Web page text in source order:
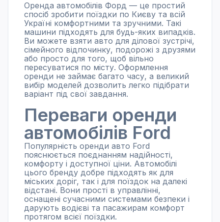
Оренда автомобілів Форд — це простий
спосіб зробити поїздки по Києву та всій
Україні комфортними та зручними. Такі
машини підходять для будь-яких випадків.
Ви можете взяти авто для ділової зустрічі,
сімейного відпочинку, подорожі з друзями
або просто для того, щоб вільно
пересуватися по місту. Оформлення
оренди не займає багато часу, а великий
вибір моделей дозволить легко підібрати
варіант під свої завдання.
Переваги оренди
автомобілів Ford
Популярність оренди авто Ford
пояснюється поєднанням надійності,
комфорту і доступної ціни. Автомобілі
цього бренду добре підходять як для
міських доріг, так і для поїздок на далекі
відстані. Вони прості в управлінні,
оснащені сучасними системами безпеки і
дарують водієві та пасажирам комфорт
протягом всієї поїздки.